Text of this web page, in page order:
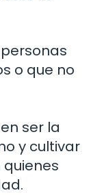
o que no
ser la
y cultivar